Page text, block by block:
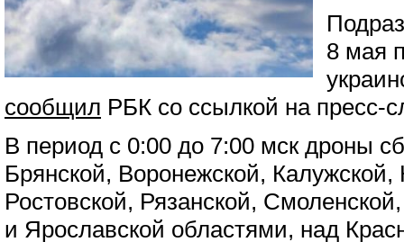
8 мая
сообщил РБК со ссылкой на
В период с 0:00 до 7:00 мск дроны
Брянской, Воронежской, Калужской,
Ростовской, Рязанской,
и Ярославской областями, над